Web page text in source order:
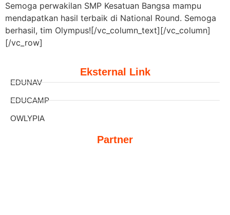
Semoga perwakilan SMP Kesatuan Bangsa mampu
mendapatkan hasil terbaik di National Round. Semoga
berhasil, tim Olympus! [/vc_column_text][/vc_column]
[/vc_row]
Eksternal Link
EDUNAV
EDUCAMP
OWLYPIA
Partner